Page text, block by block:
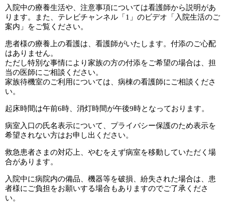
入院中の療養生活や、注意事項については看護師から説明があ
ります。また、テレビチャンネル「1」のビデオ「入院生活のご
案内」をご覧ください。
患者様の療養上の看護は、看護師がいたします。付添のご心配
はありません。
ただし特別な事情により家族の方の付添をご希望の場合は、担
当の医師にご相談ください。
家族待機室のご利用については、病棟の看護師にご相談くださ
い。
起床時間は午前6時、消灯時間が午後9時となっております。
病室入口の氏名表示について、プライバシー保護のため表示を
希望されない方はお申し出ください。
救急患者さまの対応上、やむをえず病室を移動していただく場
合があります。
入院中に病院内の備品、機器等を破損、紛失された場合は、患
者様にご負担をお願いする場合もありますのでご了承くださ
い。